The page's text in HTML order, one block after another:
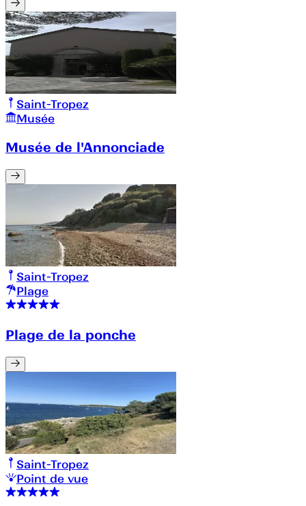
Saint-Tropez
Musée
Musée de l'Annonciade
Saint-Tropez
Plage
Plage de la ponche
Saint-Tropez
Point de vue